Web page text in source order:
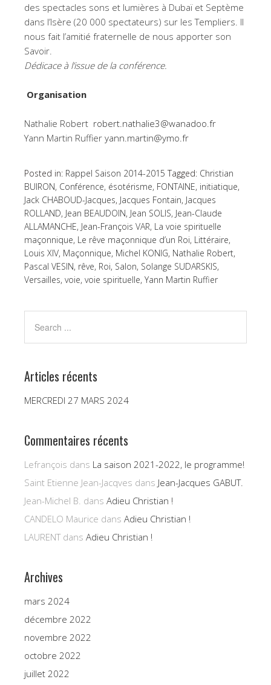
des spectacles sons et lumières à Dubaï et Septème
dans l’Isère (20 000 spectateurs) sur les Templiers. Il
nous fait l’amitié fraternelle de nous apporter son
Savoir.
Dédicace à l’issue de la conférence.
Organisation
Nathalie Robert robert.nathalie3@wanadoo.fr
Yann Martin Ruffier yann.martin@ymo.fr
Posted in: Rappel Saison 2014-2015 Tagged: Christian
BUIRON, Conférence, ésotérisme, FONTAINE, initiatique,
Jack CHABOUD-Jacques, Jacques Fontain, Jacques
ROLLAND, Jean BEAUDOIN, Jean SOLIS, Jean-Claude
ALLAMANCHE, Jean-François VAR, La voie spirituelle
maçonnique, Le rêve maçonnique d’un Roi, Littéraire,
Louis XIV, Maçonnique, Michel KONIG, Nathalie Robert,
Pascal VESIN, rêve, Roi, Salon, Solange SUDARSKIS,
Versailles, voie, voie spirituelle, Yann Martin Ruffier
Articles récents
MERCREDI 27 MARS 2024
Commentaires récents
Lefrançois dans La saison 2021-2022, le programme!
Saint Etienne Jean-Jacqves dans Jean-Jacques GABUT.
Jean-Michel B. dans Adieu Christian !
CANDELO Maurice dans Adieu Christian !
LAURENTdans Adieu Christian !
Archives
mars 2024
décembre 2022
novembre 2022
octobre 2022
juillet 2022